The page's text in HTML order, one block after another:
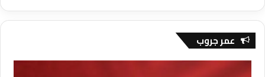
عمر جروب